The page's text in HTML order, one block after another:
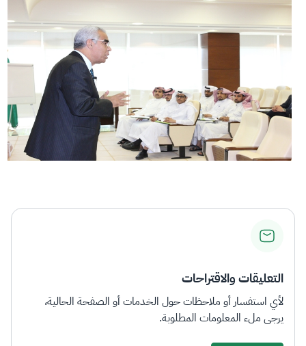
التعليقات والاقتراحات
لأي استفسار أو ملاحظات حول الخدمات أو الصفحة الحالية،
يرجى ملء المعلومات المطلوبة.